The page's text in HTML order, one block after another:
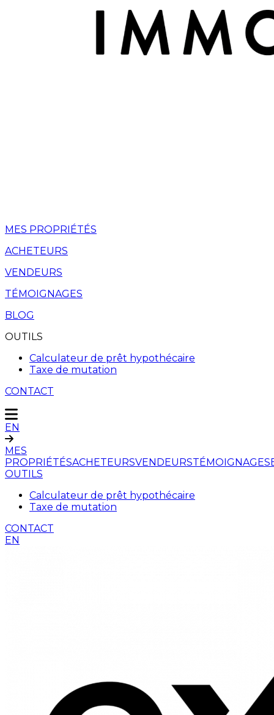
MES PROPRIÉTÉS
ACHETEURS
VENDEURS
TÉMOIGNAGES
BLOG
OUTILS
Calculateur de prêt hypothécaire
Taxe de mutation
CONTACT
EN
MES
PROPRIÉTÉSACHETEURSVENDEURSTÉMOIGNAGES
OUTILS
Calculateur de prêt hypothécaire
Taxe de mutation
CONTACT
EN